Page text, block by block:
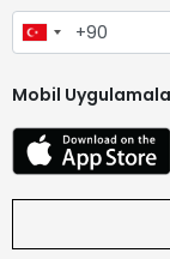
Mobil